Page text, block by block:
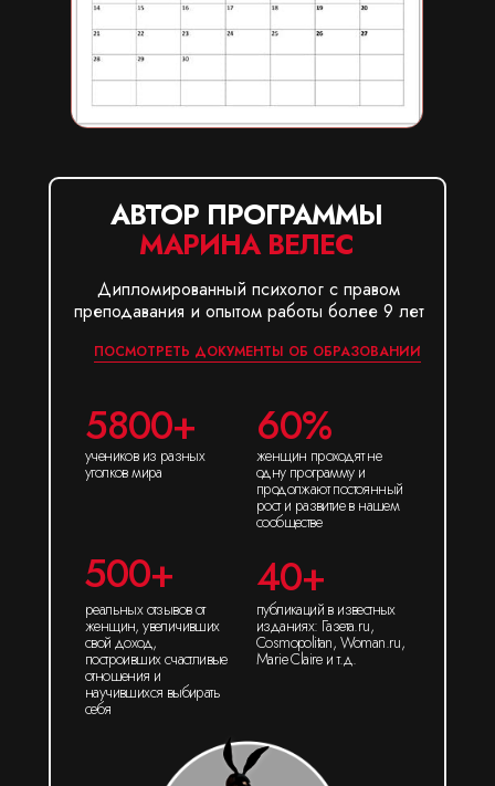
Дипломированный психолог с правом
преподавания и опытом работы более 9 лет
АВТОР ПРОГРАММЫ
МАРИНА ВЕЛЕС
женщин проходят не
одну программу и
продолжают постоянный
рост и развитие в нашем
сообществе
публикаций в известных
изданиях: Газета.ru,
Cosmopolitan, Woman.ru,
Marie Claire и т.д.
учеников из разных
уголков мира
реальных отзывов от
женщин, увеличивших
свой доход,
построивших счастливые
отношения и
научившихся выбирать
себя
5800+ 60%
500+ 40+
ПОСМОТРЕТЬ ДОКУМЕНТЫ ОБ ОБРАЗОВАНИИ